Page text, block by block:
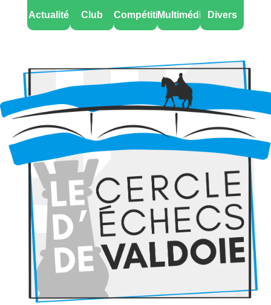
Actualité Club CompétitionsMultimédia Divers